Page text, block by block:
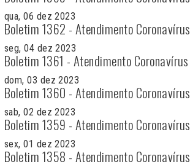
qua, 06 dez 2023
Boletim 1362 - Atendimento Coronavírus
seg, 04 dez 2023
Boletim 1361 - Atendimento Coronavírus
dom, 03 dez 2023
Boletim 1360 - Atendimento Coronavírus
sab, 02 dez 2023
Boletim 1359 - Atendimento Coronavírus
sex, 01 dez 2023
Boletim 1358 - Atendimento Coronavírus